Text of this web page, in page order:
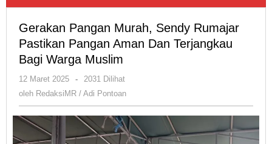
Gerakan Pangan Murah, Sendy Rumajar
Pastikan Pangan Aman Dan Terjangkau
Bagi Warga Muslim
12 Maret 2025
oleh
RedaksiMR
Pontoan
-
2031 Dilihat
oleh RedaksiMR / Adi Pontoan